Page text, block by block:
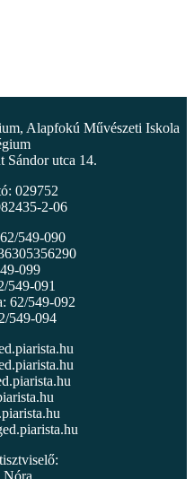
Alapfokú Művészeti Iskola
Sándor utca 14.
029752
2-06
549-090
099
549-091
62/549-092
549-094
Nóra